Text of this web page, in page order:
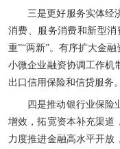
三是更好服务实体经
消费、服务消费和新型消
重”“两新”。有序扩大金
小微企业融资协调工作机
出口信用保险和信贷服务。
四是推动银行业保险
增效，拓宽资本补充渠道
力度推进金融高水平开放